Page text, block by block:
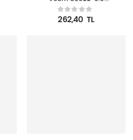
0.50MM2 Notebook
5.0MT Power Elektrik
Kablosu
262,40 TL